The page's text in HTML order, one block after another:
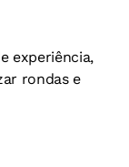
experiência,
rondas e